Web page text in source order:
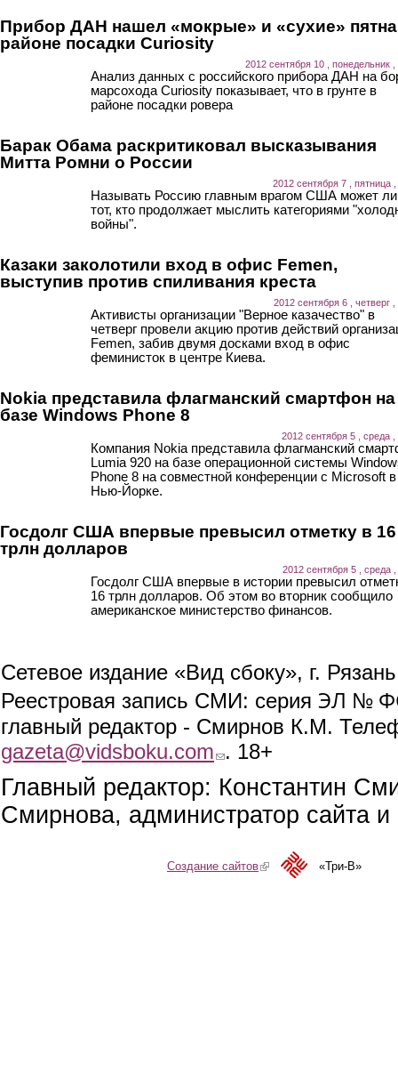
Прибор ДАН нашел «мокрые» и «сухие»
районе посадки Curiosity
2012 сентября 10 , понедельник ,
Анализ данных с российского прибора ДАН на
марсохода Curiosity показывает, что в грунте в
районе посадки ровера
Барак Обама раскритиковал высказывания
Митта Ромни о России
2012 сентября 7 , пятница ,
Называть Россию главным врагом США может
тот, кто продолжает мыслить категориями
войны".
Казаки заколотили вход в офис Femen,
выступив против спиливания креста
2012 сентября 6 , четверг ,
Активисты организации "Верное казачество" в
четверг провели акцию против действий
Femen, забив двумя досками вход в офис
феминисток в центре Киева.
Nokia представила флагманский смартфон на
базе Windows Phone 8
2012 сентября 5 , среда ,
Компания Nokia представила флагманский
Lumia 920 на базе операционной системы
Phone 8 на совместной конференции с Microsoft в
Нью-Йорке.
Госдолг США впервые превысил отметку в 16
трлн долларов
2012 сентября 5 , среда ,
Госдолг США впервые в истории превысил
16 трлн долларов. Об этом во вторник сообщило
американское министерство финансов.
Сетевое издание «Вид сбоку», г.
Реестровая запись СМИ: серия ЭЛ №
главный редактор - Смирнов К.М.
gazeta@vidsboku.com (link sends e-mail)
. 18+
Главный редактор: Константин
Смирнова, администратор сайта
Создание сайтов(link is external)«Три-В»